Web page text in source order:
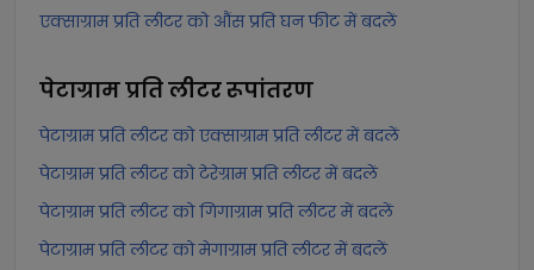
एक्साग्राम प्रति लीटर को औंस प्रति घन फीट में बदलें
पेटाग्राम प्रति लीटररूपांतरण
पेटाग्राम प्रति लीटर को एक्साग्राम प्रति लीटर में बदलें
पेटाग्राम प्रति लीटर को टेरेग्राम प्रति लीटर में बदलें
पेटाग्राम प्रति लीटर को गिगाग्राम प्रति लीटर में बदलें
पेटाग्राम प्रति लीटर को मेगाग्राम प्रति लीटर में बदलें